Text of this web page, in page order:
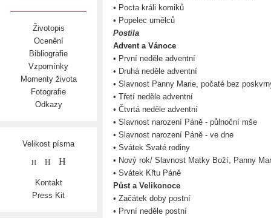
Životopis
Ocenění
Bibliografie
Vzpomínky
Momenty života
Fotografie
Odkazy
Velikost písma
H H H
Kontakt
Press Kit
• Pocta králi komiků
• Popelec umělců
Postila
Advent a Vánoce
• První neděle adventní
• Druhá neděle adventní
• Slavnost Panny Marie, počaté bez
• Třetí neděle adventní
• Čtvrtá neděle adventní
• Slavnost narození Páně - půlnoční mše
• Slavnost narození Páně - ve dne
• Svátek Svaté rodiny
• Nový rok/ Slavnost Matky Boží, Panny
• Svátek Křtu Páně
Půst a Velikonoce
• Začátek doby postní
• První neděle postní